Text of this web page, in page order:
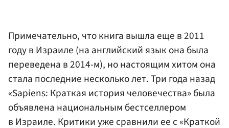
Примечательно, что книга вышла еще в 2011
году в Израиле (на английский язык она была
переведена в 2014-м), но настоящим хитом она
стала последние несколько лет. Три года назад
«Sapiens: Краткая история человечества» была
объявлена национальным бестселлером
в Израиле. Критики уже сравнили ее с «Краткой